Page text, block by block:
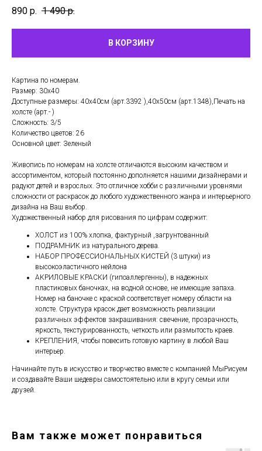
890 р. 1 490 р.
В КОРЗИНУ
Картина по номерам.
Размер: 30х40
Доступные размеры: 40х40см (арт.3392 ),40х50см (арт.1348),Печать на
холсте (арт.- )
Сложность: 3/5
Количество цветов: 26
Основной цвет: Зеленый
Живопись по номерам на холсте отличаются высоким качеством и
ассортиментом, который постоянно дополняется нашими дизайнерами и
радуют детей и взрослых. Это отличное хобби с различными уровнями
сложности от раскрасок до любого художественного жанра и интерьерного
дизайна на Ваш выбор.
Художественный набор для рисования по цифрам содержит:
ХОЛСТ из 100% хлопка, фактурный ,загрунтованный
ПОДРАМНИК из натурального дерева.
НАБОР ПРОФЕССИОНАЛЬНЫХ КИСТЕЙ (3 штуки) из
высокоэластичного нейлона
АКРИЛОВЫЕ КРАСКИ (гипоаллергенны), в надежных
пластиковых баночках, на водной основе, не имеющие запаха.
Номер на баночке с краской соответствует номеру области на
холсте. Структура красок дает возможность реализации
различных эффектов закрашивания: свечение, прозрачность,
яркость, текстурированность, четкость или размытость краев.
КРЕПЛЕНИЯ, чтобы повесить готовую картину в любой Ваш
интерьер.
Начинайте путь в искусство и творчество вместе с компанией МыРисуем
и создавайте Ваши шедевры самостоятельно или в кругу семьи или
друзей.
Вам также может понравиться